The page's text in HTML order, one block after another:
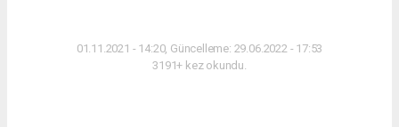
01.11.2021 - 14:20, Güncelleme: 29.06.2022 - 17:53
3191+ kez okundu.